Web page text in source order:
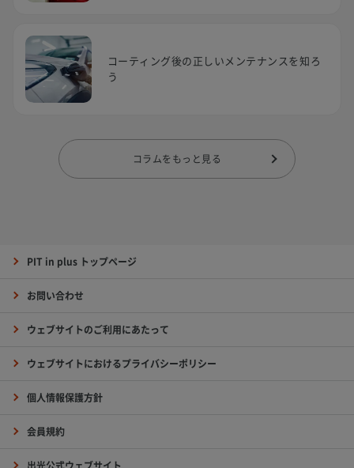
コーティング後の正しいメンテナンスを知ろ
う
コラムをもっと見る
PIT in plus トップページ
お問い合わせ
ウェブサイトのご利用にあたって
ウェブサイトにおけるプライバシーポリシー
個人情報保護方針
会員規約